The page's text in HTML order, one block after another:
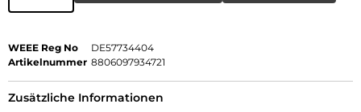
WEEE Reg No
DE57734404
Artikelnummer 8806097934721
Zusätzliche Informationen